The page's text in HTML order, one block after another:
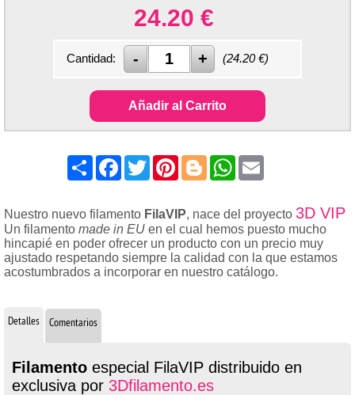
24.20 €
Cantidad: (24.20€)
Añadir al Carrito
ShareFacebook
TwitterPinterest
BloggerWhatsApp
Nuestro nuevo filamento FilaVIP, nace del proyecto 3D VIP
Un filamento made in EU en el cual hemos puesto mucho
hincapié en poder ofrecer un producto con un precio muy
ajustado respetando siempre la calidad con la que estamos
acostumbrados a incorporar en nuestro catálogo.
Detalles Comentarios
Filamento especial FilaVIP distribuido en
exclusiva por 3Dfilamento.es